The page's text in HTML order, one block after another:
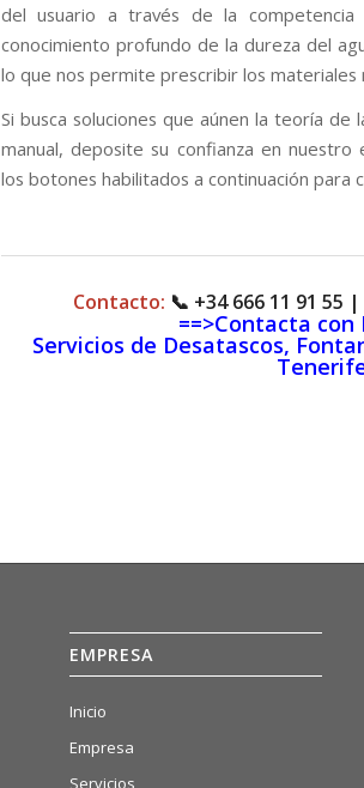
del usuario a través de la
conocimiento profundo de la dureza del
lo que nos permite prescribir los
Si busca soluciones que aúnen la teoría
manual, deposite su confianza en nuestro
los botones habilitados a continuación para
Contacto: 📞 +34 666 11 91 55 |
==>Contacta
Servicios de Desatascos,
EMPRESA
Inicio
Empresa
Servicios